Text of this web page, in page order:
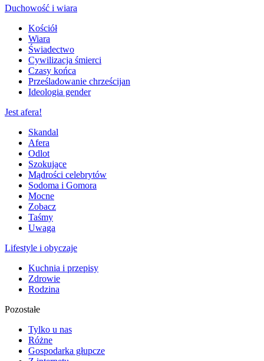
Duchowość i wiara
Kościół
Wiara
Świadectwo
Cywilizacja śmierci
Czasy końca
Prześladowanie chrześcijan
Ideologia gender
Jest afera!
Skandal
Afera
Odlot
Szokujące
Mądrości celebrytów
Sodoma i Gomora
Mocne
Zobacz
Taśmy
Uwaga
Lifestyle i obyczaje
Kuchnia i przepisy
Zdrowie
Rodzina
Pozostałe
Tylko u nas
Różne
Gospodarka głupcze